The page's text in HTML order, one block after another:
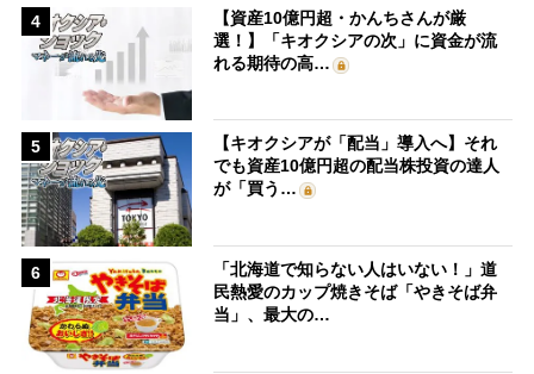
4
【資産10億円超・かんちさんが厳
選！】「キオクシアの次」に資金が流
れる期待の高…
5
【キオクシアが「配当」導入へ】それ
でも資産10億円超の配当株投資の達人
が「買う…
6
「北海道で知らない人はいない！」道
民熱愛のカップ焼きそば「やきそば弁
当」、最大の…